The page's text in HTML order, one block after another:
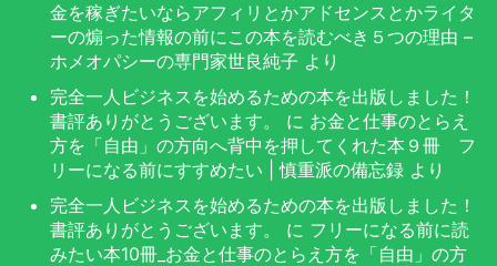
金を稼ぎたいならアフィリとかアドセンスとかライタ
ーの煽った情報の前にこの本を読むべき５つの理由 –
ホメオパシーの専門家世良純子 より
完全一人ビジネスを始めるための本を出版しました！
書評ありがとうございます。
に お金と仕事のとらえ
方を「自由」の方向へ背中を押してくれた本９冊 フ
リーになる前にすすめたい | 慎重派の備忘録 より
完全一人ビジネスを始めるための本を出版しました！
書評ありがとうございます。
に フリーになる前に読
みたい本10冊_お金と仕事のとらえ方を「自由」の方